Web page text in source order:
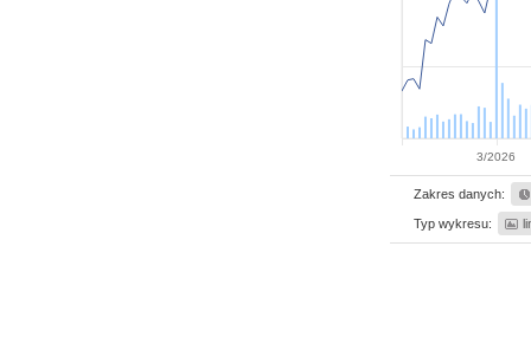
3/2026
Zakres danych:
Typ wykresu: